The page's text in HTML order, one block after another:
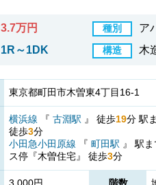
3.7万円 種別 ア
1R～1DK 構造 木
東京都町田市木曽東4丁目16-1
横浜線 『 古淵駅 』 徒歩19分 駅
徒歩3分
小田急小田原線
『 町田駅 』 駅ま
ス停『木曽住宅』 徒歩3分